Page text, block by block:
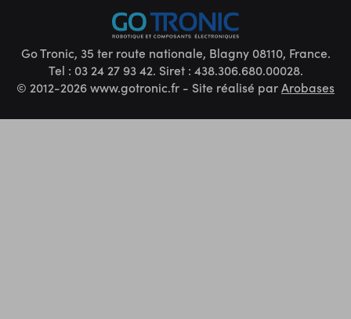
Go Tronic, 35 ter route nationale, Blagny 08110, France.
Tel : 03 24 27 93 42. Siret : 438.306.680.00028.
© 2012-2026 www.gotronic.fr - Site réalisé parArobases